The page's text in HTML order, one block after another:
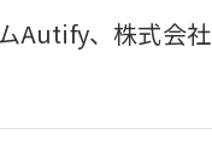
Autify、株式会